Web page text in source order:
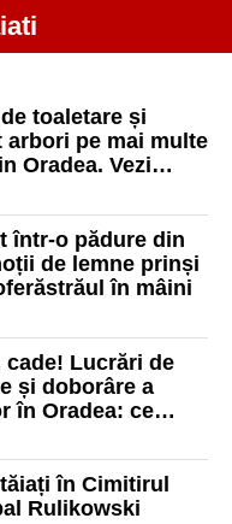
toaletare și
arbori pe mai multe
Oradea. Vezi
într-o pădure din
de lemne prinși
în mâini
cade! Lucrări de
și doborâre a
în Oradea: ce
în Cimitirul
Rulikowski